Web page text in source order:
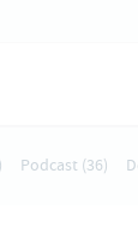
Podcast (36)